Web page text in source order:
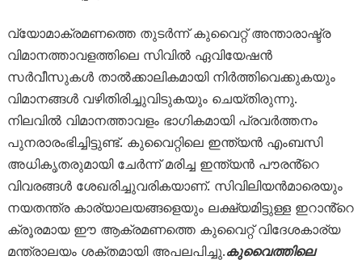
വ്യോമാക്രമണത്തെ തുടർന്ന് കുവൈറ്റ് അന്താരാഷ്ട്ര
വിമാനത്താവളത്തിലെ സിവിൽ ഏവിയേഷൻ
സർവീസുകൾ താൽക്കാലികമായി നിർത്തിവെക്കുകയും
വിമാനങ്ങൾ വഴിതിരിച്ചുവിടുകയും ചെയ്തിരുന്നു.
നിലവിൽ വിമാനത്താവളം ഭാഗികമായി പ്രവർത്തനം
പുനരാരംഭിച്ചിട്ടുണ്ട്. കുവൈറ്റിലെ ഇന്ത്യൻ എംബസി
അധികൃതരുമായി ചേർന്ന് മരിച്ച ഇന്ത്യൻ പൗരൻ്റെ
വിവരങ്ങൾ ശേഖരിച്ചുവരികയാണ്. സിവിലിയൻമാരെയും
നയതന്ത്ര കാര്യാലയങ്ങളെയും ലക്ഷ്യമിട്ടുള്ള ഇറാൻ്റെ
ക്രൂരമായ ഈ ആക്രമണത്തെ കുവൈറ്റ് വിദേശകാര്യ
മന്ത്രാലയം ശക്തമായി അപലപിച്ചു.കുവൈത്തിലെ